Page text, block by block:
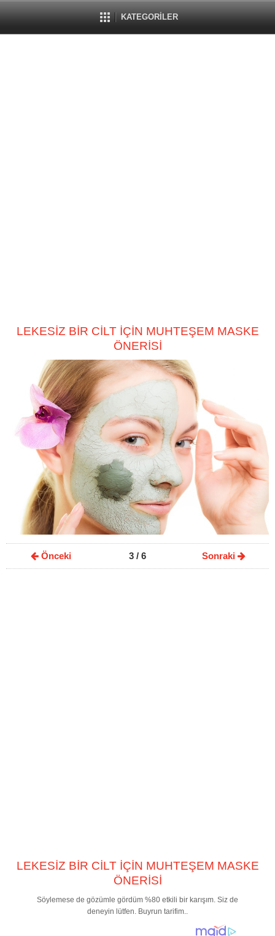
KATEGORİLER
LEKESİZ BİR CİLT İÇİN MUHTEŞEM MASKE
ÖNERİSİ
Önceki 3/ 6 Sonraki
LEKESİZ BİR CİLT İÇİN MUHTEŞEM MASKE
ÖNERİSİ
Söylemese de gözümle gördüm %80 etkili bir karışım. Siz de
deneyin lütfen. Buyrun tarifim..